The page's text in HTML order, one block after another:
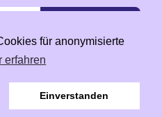
für anonymisierte
erfahren
Einverstanden